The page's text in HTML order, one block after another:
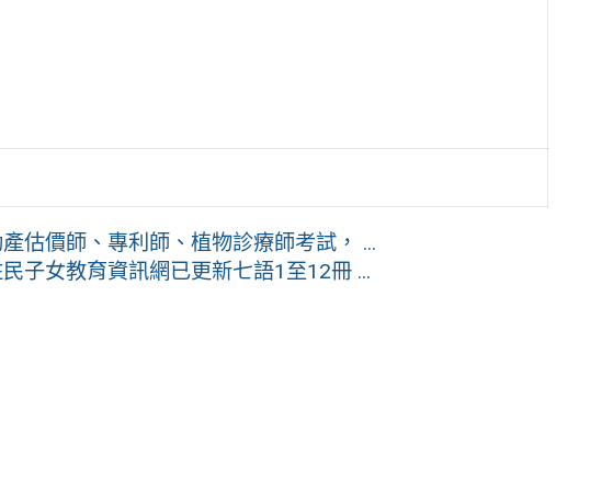
估價師、專利師、植物診療師考試， ...
子女教育資訊網已更新七語1至12冊 ...